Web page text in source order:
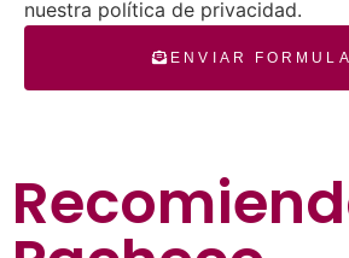
nuestra política de privacidad.
ENVIAR